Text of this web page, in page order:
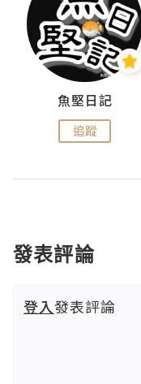
魚堅日記
追蹤
發表評論
登入發表評論